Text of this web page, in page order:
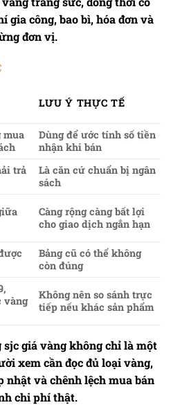
gia công, bao bì, hóa đơn và
đơn vị.
LƯU Ý THỰC TẾ
mua
Dùng để ước tính số tiền
nhận khi bán
trả
Là căn cứ chuẩn bị ngân
sách
Càng rộng càng bất lợi
cho giao dịch ngắn hạn
Bảng cũ có thể không
còn đúng
vàng
Không nên so sánh trực
tiếp nếu khác sản phẩm
sjc giá vàngkhông chỉ là một
xem cần đọc đủ loại vàng,
và chênh lệch mua bán
chi phí thật.